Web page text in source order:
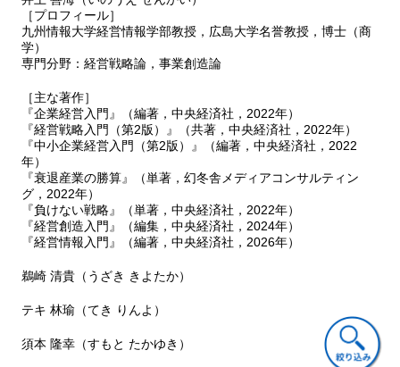
３ 日本のベンチャーキャピタル
４ むすび
索 引
著者プロフィール
村松 司叙・序 章
成蹊大学名誉教授・九州情報大学大学院経営情報学研究科教授
村松 司叙同 上 第１章
（Mike Oram 経営コンサルタント）
辻 聖二関東学院大学経済学部助教授 第２章
井上 善海広島大学大学院社会科学研究科教授 第３章
大阪市立大学大学院経営学研究科教授 第５章
［プロフィール］
九州情報大学経営情報学部教授，広島大学名誉教授，博士（商
学）
専門分野：経営戦略論，事業創造論
［主な著作］
『企業経営入門』（編著，中央経済社，2022年）
『経営戦略入門（第2版）』（共著，中央経済社，2022年）
『中小企業経営入門（第2版）』（編著，中央経済社，2022
年）
『衰退産業の勝算』（単著，幻冬舎メディアコンサルティン
グ，2022年）
『負けない戦略』（単著，中央経済社，2022年）
『経営創造入門』（編集，中央経済社，2024年）
『経営情報入門』（編著，中央経済社，2026年）
鵜崎 清貴（うざき きよたか）
テキ 林瑜（てき りんよ）
須本 隆幸（すもと たかゆき）